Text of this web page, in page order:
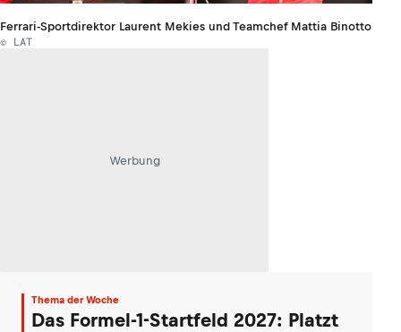
Ferrari-Sportdirektor Laurent Mekies und Teamchef Mattia Binotto
© LAT
Werbung
Thema der Woche
Das Formel-1-Startfeld 2027: Platzt